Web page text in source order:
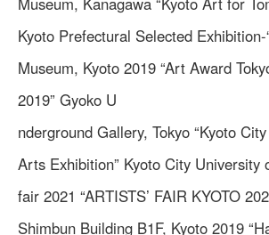
Kyoto Prefectural Selected
Museum, Kyoto 2019 “Art Award
2019” Gyoko U
nderground Gallery, Tokyo “Kyoto
Arts Exhibition” Kyoto City
fair 2021 “ARTISTS’ FAIR KYOTO
Shimbun Building B1F, Kyoto 2019